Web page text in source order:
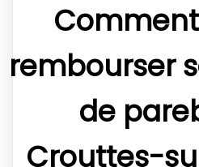
rembourser
de
Crouttes-